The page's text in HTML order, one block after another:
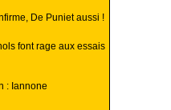
De Puniet aussi !
font rage aux essais
: Iannone